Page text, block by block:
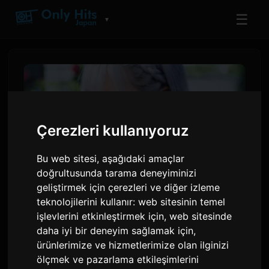
Çerezleri kullanıyoruz
Bu web sitesi, aşağıdaki amaçlar
doğrultusunda tarama deneyiminizi
geliştirmek için çerezleri ve diğer izleme
teknolojilerini kullanır:web sitesinin temel
işlevlerini etkinleştirmek için,web sitesinde
daha iyi bir deneyim sağlamak için,
ürünlerimize ve hizmetlerimize olan ilginizi
ölçmek ve pazarlama etkileşimlerini
▼ ☰
ReoNa, 'Kimishinu' Anime'si
için 'Amore' Müzik
Videosunun Prömiyerini